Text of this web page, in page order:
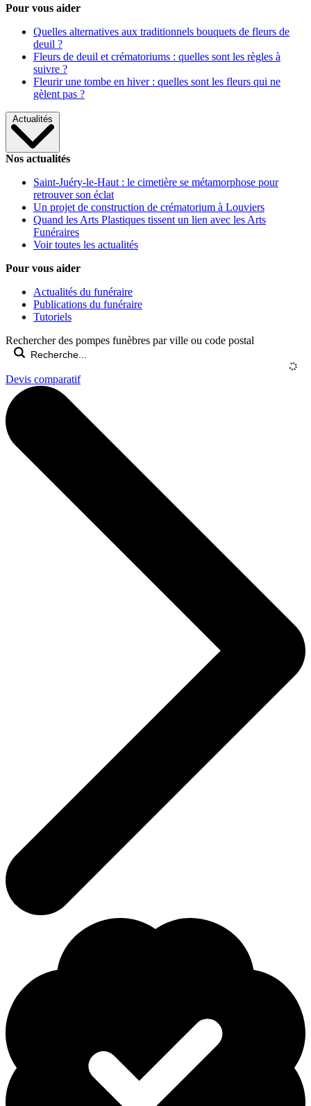
Pour vous aider
Quelles alternatives aux traditionnels bouquets de fleurs de
deuil ?
Fleurs de deuil et crématoriums : quelles sont les règles à
suivre ?
Fleurir une tombe en hiver : quelles sont les fleurs qui ne
gèlent pas ?
Actualités
Nos actualités
Saint-Juéry-le-Haut : le cimetière se métamorphose pour
retrouver son éclat
Un projet de construction de crématorium à Louviers
Quand les Arts Plastiques tissent un lien avec les Arts
Funéraires
Voir toutes les actualités
Pour vous aider
Actualités du funéraire
Publications du funéraire
Tutoriels
Rechercher des pompes funèbres par ville ou code postal
Devis comparatif